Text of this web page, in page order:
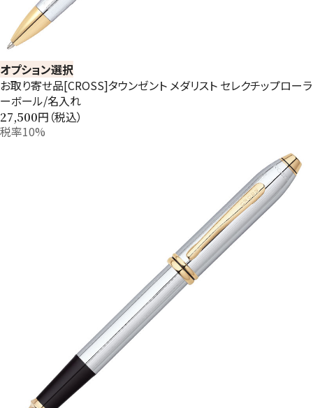
オプション選択
お取り寄せ品[CROSS]タウンゼント メダリスト セレクチップローラ
ーボール/名入れ
27,500円（税込）
税率10%